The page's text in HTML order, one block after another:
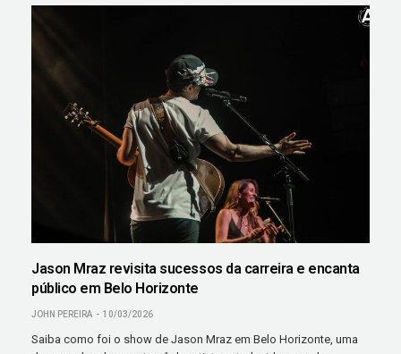
Jason Mraz revisita sucessos da carreira e encanta
público em Belo Horizonte
JOHN PEREIRA 10/03/2026
Saiba como foi o show de Jason Mraz em Belo Horizonte, uma